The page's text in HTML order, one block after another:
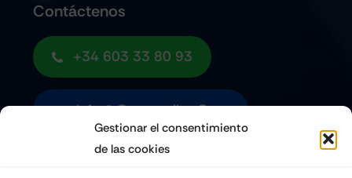
Gestionar el consentimiento
de las cookies
Contáctenos
+34 603 33 80 93
Info@quemoviles.com